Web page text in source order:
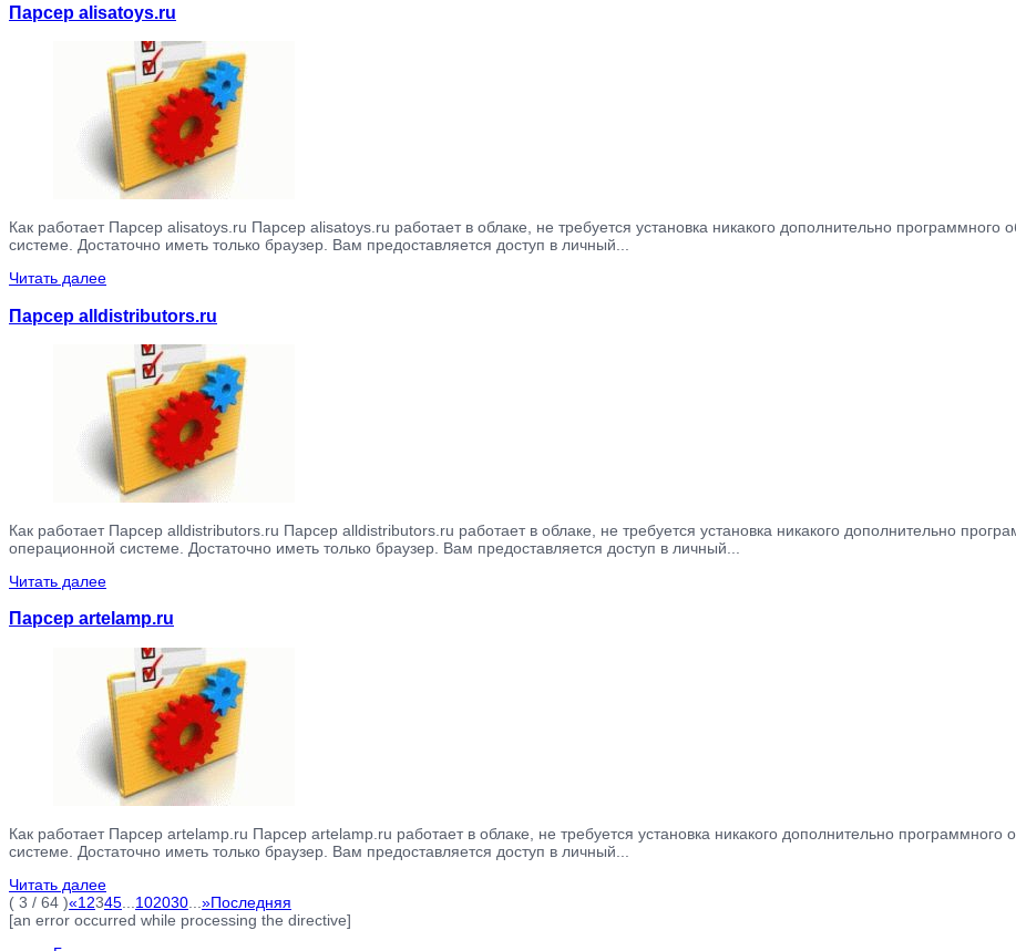
Парсер alisatoys.ru
Как работает Парсер alisatoys.ru Парсер alisatoys.ru работает в облаке, не требуется установка никакого дополнительно
системе. Достаточно иметь только браузер. Вам предоставляется доступ в личный...
Читать далее
Парсер alldistributors.ru
Как работает Парсер alldistributors.ru Парсер alldistributors.ru работает в облаке, не требуется установка никакого дополнительно
операционной системе. Достаточно иметь только браузер. Вам предоставляется доступ в личный...
Читать далее
Парсер artelamp.ru
Как работает Парсер artelamp.ru Парсер artelamp.ru работает в облаке, не требуется установка никакого дополнительно
системе. Достаточно иметь только браузер. Вам предоставляется доступ в личный...
Читать далее
( 3 / 64 )«1 2345 102030 »Последняя
[an error occurred while processing the directive]